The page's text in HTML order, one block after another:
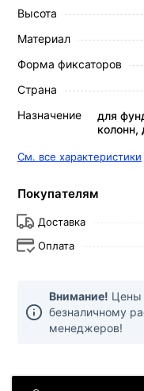
Высота
Материал
Форма фиксаторов
Страна
Назначение
для
колонн,
См. все характеристики
Покупателям
Доставка
Оплата
Внимание! Цены
безналичному
менеджеров!